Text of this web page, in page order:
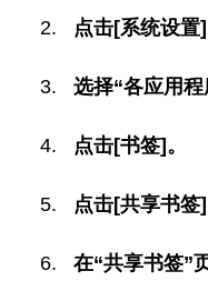
点击[系统设置]
选择“各应用程
点击[书签]。
点击[共享书签]
在“共享书签”